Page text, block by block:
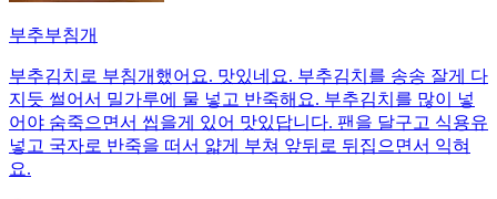
부추부침개
부추김치로 부침개했어요. 맛있네요. 부추김치를 송송 잘게 다
지듯 썰어서 밀가루에 물 넣고 반죽해요. 부추김치를 많이 넣
어야 숨죽으면서 씹을게 있어 맛있답니다. 팬을 달구고 식용유
넣고 국자로 반죽을 떠서 얇게 부쳐 앞뒤로 뒤집으면서 익혀
요.